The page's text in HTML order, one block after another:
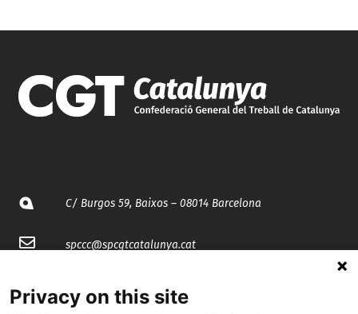
C/ Burgos 59, Baixos – 08014 Barcelona
spccc@spcgtcatalunya.cat
Privacy on this site